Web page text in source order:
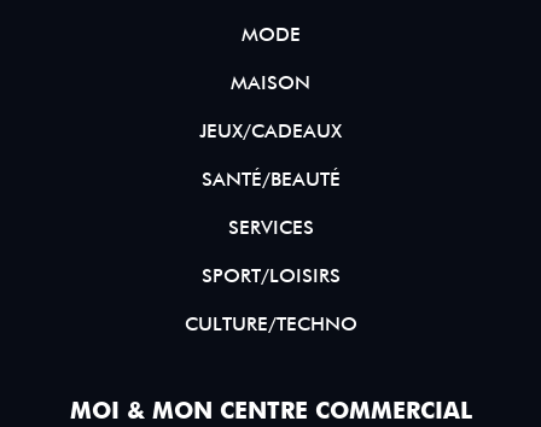
MODE
MAISON
JEUX/CADEAUX
SANTÉ/BEAUTÉ
SERVICES
SPORT/LOISIRS
CULTURE/TECHNO
MOI & MON CENTRE COMMERCIAL